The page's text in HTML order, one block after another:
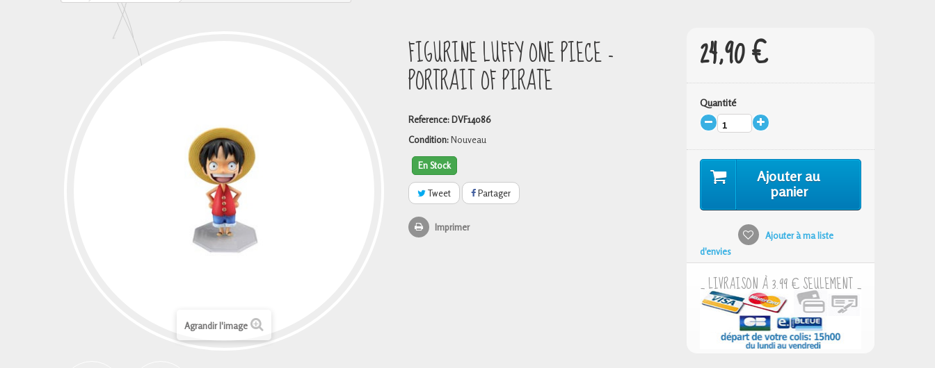
Agrandir l'image
FIGURINE LUFFY ONE PIECE -
PORTRAIT OF PIRATE
Reference: DVF14086
Condition:Nouveau
En Stock
Tweet Partager
Imprimer
24,90 €
Quantité
Ajouter au
panier
Ajouter à ma liste
d'envies
_ LIVRAISON À 3.99 € SEULEMENT _